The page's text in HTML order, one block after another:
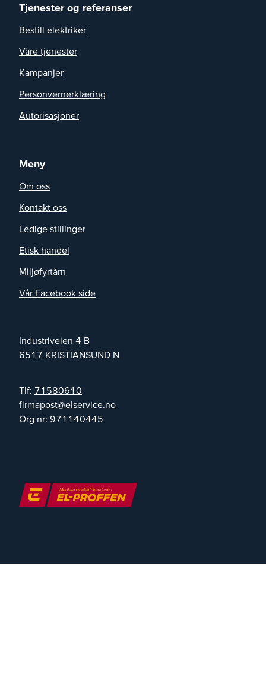
Industriveien 4 B
6517 KRISTIANSUND N
Tlf: 71580610
on.ecivresle@tsopamrif
Org nr: 971140445
Tjenester og referanser
Bestill elektriker
Våre tjenester
Kampanjer
Personvernerklæring
Autorisasjoner
Meny
Om oss
Kontakt oss
Ledige stillinger
Etisk handel
Miljøfyrtårn
Vår Facebook side